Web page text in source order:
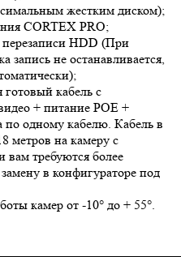
жестким диском);
CORTEX PRO;
HDD (При
запись не останавливается,
готовый кабель с
+ питание POE +
по одному кабелю. Кабель в
метров на камеру с
вам требуются более
в конфигураторе под
камер от -10° до + 55°.